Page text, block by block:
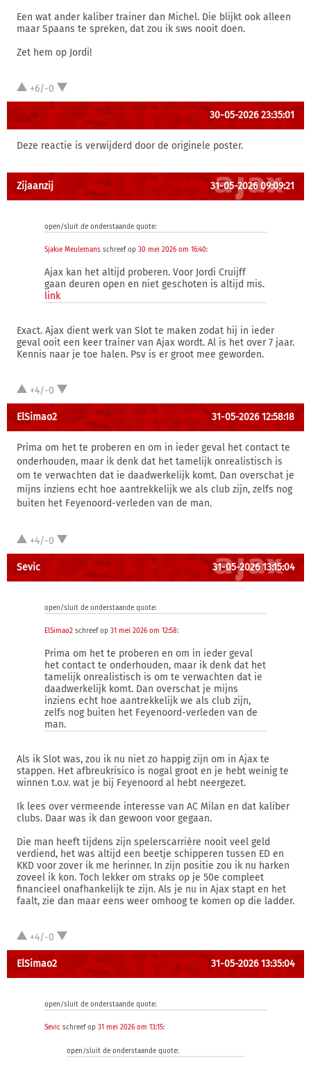
Een wat ander kaliber trainer dan Michel. Die blijkt ook alleen
maar Spaans te spreken, dat zou ik sws nooit doen.
Zet hem op Jordi!
+6/-0
30-05-2026 23:35:01
Deze reactie is verwijderd door de originele poster.
Zijaanzij 31-05-2026 09:09:21
open/sluit de onderstaande quote:
Sjakie Meulemans schreef op 30 mei 2026 om 16:40:
Ajax kan het altijd proberen. Voor Jordi Cruijff
gaan deuren open en niet geschoten is altijd mis.
link
Exact. Ajax dient werk van Slot te maken zodat hij in ieder
geval ooit een keer trainer van Ajax wordt. Al is het over 7 jaar.
Kennis naar je toe halen. Psv is er groot mee geworden.
+4/-0
ElSimao2 31-05-2026 12:58:18
Prima om het te proberen en om in ieder geval het contact te
onderhouden, maar ik denk dat het tamelijk onrealistisch is
om te verwachten dat ie daadwerkelijk komt. Dan overschat je
mijns inziens echt hoe aantrekkelijk we als club zijn, zelfs nog
buiten het Feyenoord-verleden van de man.
+4/-0
Sevic 31-05-2026 13:15:04
open/sluit de onderstaande quote:
ElSimao2 schreef op 31 mei 2026 om 12:58:
Prima om het te proberen en om in ieder geval
het contact te onderhouden, maar ik denk dat het
tamelijk onrealistisch is om te verwachten dat ie
daadwerkelijk komt. Dan overschat je mijns
inziens echt hoe aantrekkelijk we als club zijn,
zelfs nog buiten het Feyenoord-verleden van de
man.
Als ik Slot was, zou ik nu niet zo happig zijn om in Ajax te
stappen. Het afbreukrisico is nogal groot en je hebt weinig te
winnen t.o.v. wat je bij Feyenoord al hebt neergezet.
Ik lees over vermeende interesse van AC Milan en dat kaliber
clubs. Daar was ik dan gewoon voor gegaan.
Die man heeft tijdens zijn spelerscarrière nooit veel geld
verdiend, het was altijd een beetje schipperen tussen ED en
KKD voor zover ik me herinner. In zijn positie zou ik nu harken
zoveel ik kon. Toch lekker om straks op je 50e compleet
financieel onafhankelijk te zijn. Als je nu in Ajax stapt en het
faalt, zie dan maar eens weer omhoog te komen op die ladder.
+4/-0
ElSimao2 31-05-2026 13:35:04
open/sluit de onderstaande quote:
Sevic schreef op 31 mei 2026 om 13:15:
open/sluit de onderstaande quote: